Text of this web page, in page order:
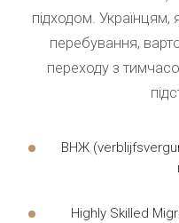
оформлення
трудові
спори про
підходом. Українцям,
перебування,
переходу з
ВНЖ
Highly Skilled